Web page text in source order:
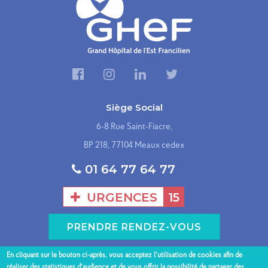
Siège Social
6-8 Rue Saint-Fiacre,
BP 218, 77104 Meaux cedex
01 64 77 64 77
URGENCES
15
PRENDRE RENDEZ-VOUS
En cliquant sur le bouton ci-après, vous acceptez l'utilisation de cookies afin de